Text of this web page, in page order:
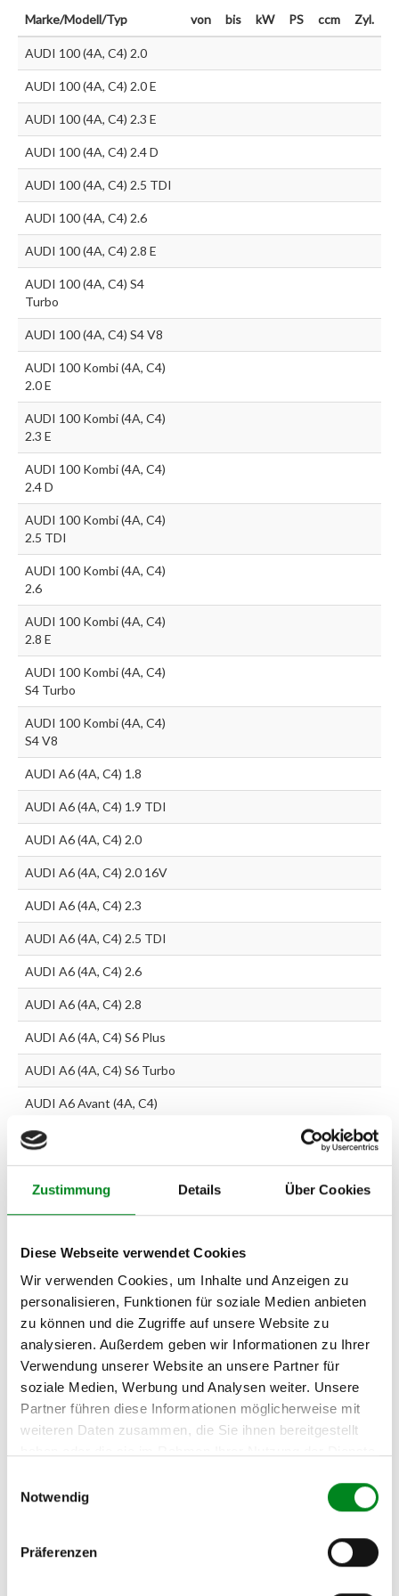
Zustimmung Details Über Cookies
Diese Webseite verwendet Cookies
Wir verwenden Cookies, um Inhalte und Anzeigen zu
personalisieren, Funktionen für soziale Medien anbieten
zu können und die Zugriffe auf unsere Website zu
analysieren. Außerdem geben wir Informationen zu Ihrer
Verwendung unserer Website an unsere Partner für
soziale Medien, Werbung und Analysen weiter. Unsere
Partner führen diese Informationen möglicherweise mit
weiteren Daten zusammen, die Sie ihnen bereitgestellt
Notwendig
Präferenzen
Marke/Modell/Typ von bis kW PS ccm Zyl.
AUDI 100 (4A, C4) 2.0
AUDI 100 (4A, C4) 2.0 E
AUDI 100 (4A, C4) 2.3 E
AUDI 100 (4A, C4) 2.4 D
AUDI 100 (4A, C4) 2.5 TDI
AUDI 100 (4A, C4) 2.6
AUDI 100 (4A, C4) 2.8 E
AUDI 100 (4A, C4) S4
Turbo
AUDI 100 (4A, C4) S4 V8
AUDI 100 Kombi (4A, C4)
2.0 E
AUDI 100 Kombi (4A, C4)
2.3 E
AUDI 100 Kombi (4A, C4)
2.4 D
AUDI 100 Kombi (4A, C4)
2.5 TDI
AUDI 100 Kombi (4A, C4)
2.6
AUDI 100 Kombi (4A, C4)
2.8 E
AUDI 100 Kombi (4A, C4)
S4 Turbo
AUDI 100 Kombi (4A, C4)
S4 V8
AUDI A6 (4A, C4) 1.8
AUDI A6 (4A, C4) 1.9 TDI
AUDI A6 (4A, C4) 2.0
AUDI A6 (4A, C4) 2.0 16V
AUDI A6 (4A, C4) 2.3
AUDI A6 (4A, C4) 2.5 TDI
AUDI A6 (4A, C4) 2.6
AUDI A6 (4A, C4) 2.8
AUDI A6 (4A, C4) S6 Plus
AUDI A6 (4A, C4) S6 Turbo
AUDI A6 Avant (4A, C4)
AUDI A6 Avant (4A, C4)
AUDI A6 Avant (4A, C4)
2.0 16V
AUDI A6 Avant (4A, C4)
2.3
AUDI A6 Avant (4A, C4)
2.5 TDI
AUDI A6 Avant (4A, C4)
2.6
AUDI A6 Avant (4A, C4)
AUDI A6 Avant (4A, C4) S6
AUDI A6 Avant (4A, C4) S6